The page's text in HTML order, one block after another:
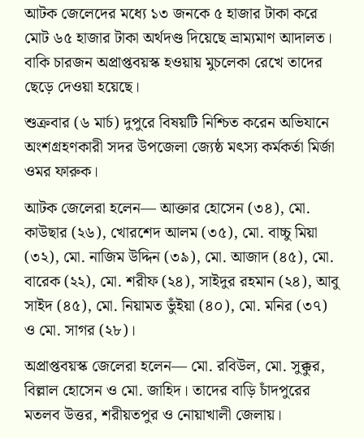
আটক জেলেদের মধ্যে ১৩ জনকে ৫ হাজার টাকা করে
মোট ৬৫ হাজার টাকা অর্থদণ্ড দিয়েছে ভ্রাম্যমাণ আদালত।
বাকি চারজন অপ্রাপ্তবয়স্ক হওয়ায় মুচলেকা রেখে তাদের
ছেড়ে দেওয়া হয়েছে।
শুক্রবার (৬ মার্চ) দুপুরে বিষয়টি নিশ্চিত করেন অভিযানে
অংশগ্রহণকারী সদর উপজেলা জ্যেষ্ঠ মৎস্য কর্মকর্তা মির্জা
ওমর ফারুক।
আটক জেলেরা হলেন— আক্তার হোসেন (৩৪), মো.
কাউছার (২৬), খোরশেদ আলম (৩৫), মো. বাচ্চু মিয়া
(৩২), মো. নাজিম উদ্দিন (৩৯), মো. আজাদ (৪৫), মো.
বারেক (২২), মো. শরীফ (২৪), সাইদুর রহমান (২৪), আবু
সাইদ (৪৫), মো. নিয়ামত ভুঁইয়া (৪০), মো. মনির (৩৭)
ও মো. সাগর (২৮)।
অপ্রাপ্তবয়স্ক জেলেরা হলেন— মো. রবিউল, মো. সুক্কুর,
বিল্লাল হোসেন ও মো. জাহিদ। তাদের বাড়ি চাঁদপুরের
মতলব উত্তর, শরীয়তপুর ও নোয়াখালী জেলায়।